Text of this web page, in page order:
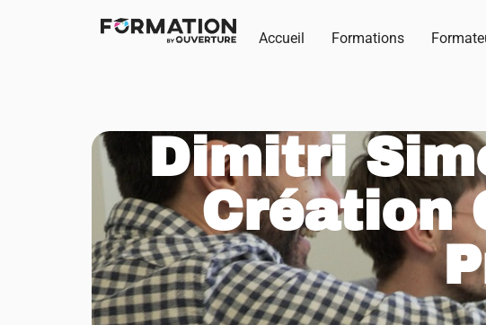
Accueil Formations
Dimitri
Création